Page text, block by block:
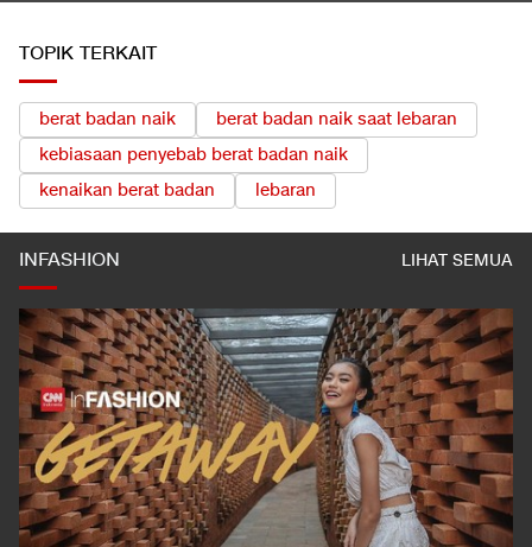
TOPIK TERKAIT
berat badan naik
berat badan naik saat lebaran
kebiasaan penyebab berat badan naik
kenaikan berat badan
lebaran
INFASHION LIHAT SEMUA